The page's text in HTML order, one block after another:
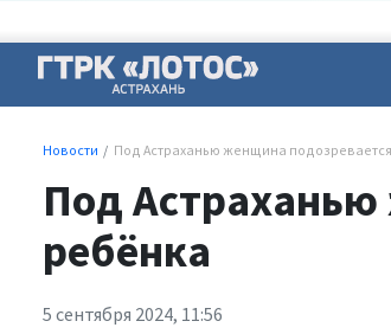
Новости Под Астраханью женщина
Под Астраханью
ребёнка
5 сентября 2024, 11:56